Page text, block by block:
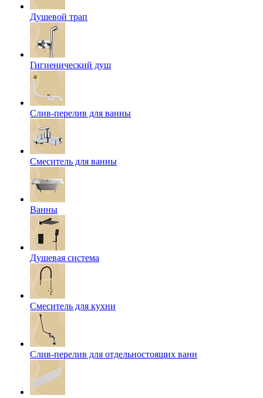
Душевой трап
Гигиенический душ
Слив-перелив для ванны
Смеситель для ванны
Ванны
Душевая система
Смеситель для кухни
Слив-перелив для отдельностоящих ванн